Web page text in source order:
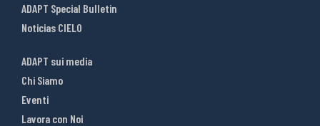
ADAPT Special Bulletin
Noticias CIELO
ADAPT sui media
Chi Siamo
Eventi
Lavora con Noi